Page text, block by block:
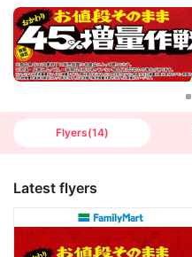
Flyers(14)
Latest flyers